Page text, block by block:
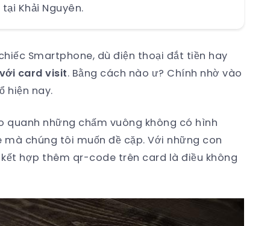
Khải Nguyên.
Smartphone, dù điện thoại đắt tiền hay
card visit. Bằng cách nào ư? Chính nhờ vào
hiện nay.
quanh những chấm vuông không có hình
chúng tôi muốn đề cặp. Với những con
hợp thêm qr-code trên card là điều không